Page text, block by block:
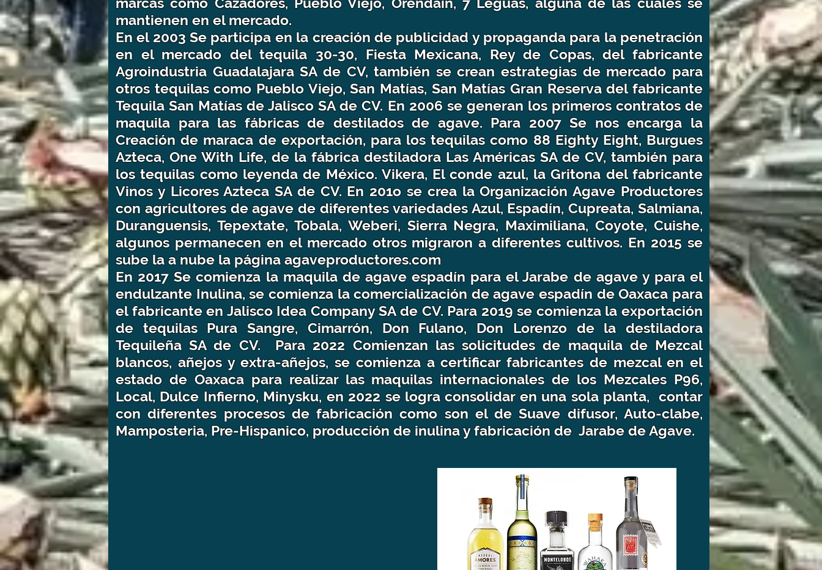
mantienen en el mercado.
En el 2003 Se participa en la creación de publicidad y propaganda para la penetración
en el mercado del tequila 30-30, Fiesta Mexicana, Rey de Copas, del fabricante
Agroindustria Guadalajara SA de CV, también se crean estrategias de mercado para
otros tequilas como Pueblo Viejo, San Matías, San Matías Gran Reserva del fabricante
Tequila San Matías de Jalisco SA de CV. En 2006 se generan los primeros contratos de
maquila para las fábricas de destilados de agave. Para 2007 Se nos encarga la
Creación de maraca de exportación, para los tequilas como 88 Eighty Eight, Burgues
Azteca, One With Life, de la fábrica destiladora Las Américas SA de CV, también para
los tequilas como leyenda de México. Vikera, El conde azul, la Gritona del fabricante
Vinos y Licores Azteca SA de CV. En 201o se crea la Organización Agave Productores
con agricultores de agave de diferentes variedades Azul, Espadín, Cupreata, Salmiana,
Duranguensis, Tepextate, Tobala, Weberi, Sierra Negra, Maximiliana, Coyote, Cuishe,
algunos permanecen en el mercado otros migraron a diferentes cultivos. En 2015 se
sube la a nube la página agaveproductores.com
En 2017 Se comienza la maquila de agave espadín para el Jarabe de agave y para el
endulzante Inulina, se comienza la comercialización de agave espadín de Oaxaca para
el fabricante en Jalisco Idea Company SA de CV. Para 2019 se comienza la exportación
de tequilas Pura Sangre, Cimarrón, Don Fulano, Don Lorenzo de la destiladora
Tequileña SA de CV. Para 2022 Comienzan las solicitudes de maquila de Mezcal
blancos, añejos y extra-añejos, se comienza a certificar fabricantes de mezcal en el
estado de Oaxaca para realizar las maquilas internacionales de los Mezcales P96,
Local, Dulce Infierno, Minysku, en 2022 se logra consolidar en una sola planta, contar
con diferentes procesos de fabricación como son el de Suave difusor, Auto-clabe,
Mamposteria, Pre-Hispanico, producción de inulina y fabricación de Jarabe de Agave.